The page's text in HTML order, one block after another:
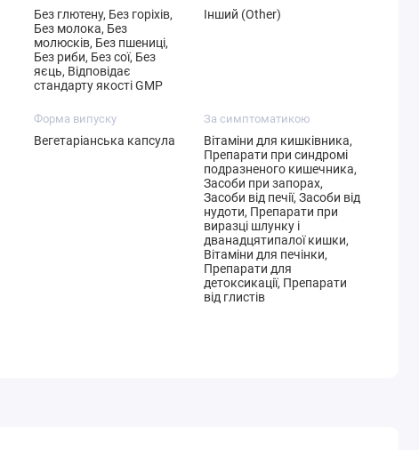
Без глютену, Без горіхів,
Без молока, Без
молюсків, Без пшениці,
Без риби, Без сої, Без
яєць, Відповідає
стандарту якості GMP
Інший (Other)
Форма випуску
Вегетаріанська капсула
За симптоматикою
Вітаміни для кишківника,
Препарати при синдромі
подразненого кишечника,
Засоби при запорах,
Засоби від печії, Засоби від
нудоти, Препарати при
виразці шлунку і
дванадцятипалої кишки,
Вітаміни для печінки,
Препарати для
детоксикації, Препарати
від глистів